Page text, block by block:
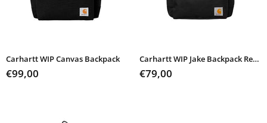
Carhartt WIP Canvas Backpack
€99,00
Carhartt WIP Jake Backpack Recycled
€79,00